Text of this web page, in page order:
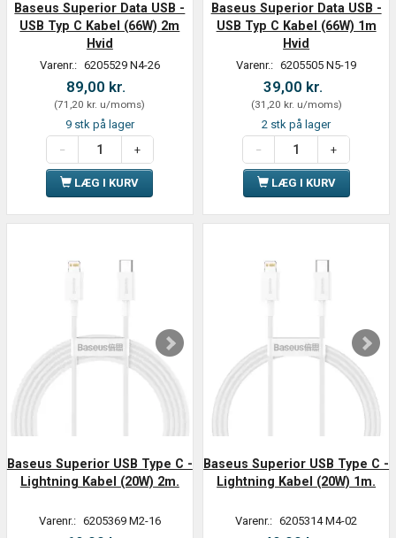
Baseus Superior Data USB -
USB Typ C Kabel (66W) 2m
Hvid
Varenr.: 6205529 N4-26
89,00 kr.
(71,20 kr. u/moms)
9 stk på lager
LÆG I KURV
Baseus Superior Data USB -
USB Typ C Kabel (66W) 1m
Hvid
Varenr.: 6205505 N5-19
39,00 kr.
(31,20 kr. u/moms)
2 stk på lager
LÆG I KURV
Baseus Superior USB Type C -
Lightning Kabel (20W) 2m.
Varenr.: 6205369 M2-16
Baseus Superior USB Type C -
Lightning Kabel (20W) 1m.
Varenr.: 6205314 M4-02